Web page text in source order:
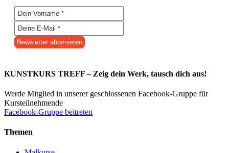
KUNSTKURS TREFF – Zeig dein Werk, tausch dich aus!
Werde Mitglied in unserer geschlossenen Facebook-Gruppe für
Kursteilnehmende
Facebook-Gruppe beitreten
Themen